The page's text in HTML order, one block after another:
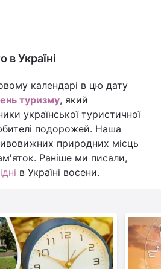
в Україні
календарі в цю дату
туризму, який
української туристичної
подорожей. Наша
природних місць
Раніше ми писали,
в Україні восени.